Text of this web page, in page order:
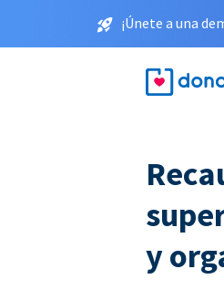
¡Únete a una
y